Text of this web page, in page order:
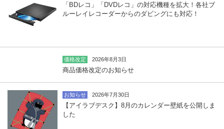
「BDレコ」「DVDレコ」の対応機種を拡大！各社ブ
ルーレイレコーダーからのダビングにも対応！
価格改定 2026年8月3日
商品価格改定のお知らせ
お知らせ 2026年7月30日
【アイラブデスク】8月のカレンダー壁紙を公開しま
した